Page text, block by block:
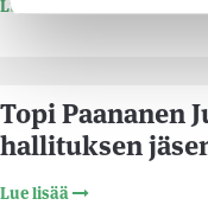
Lue lisää
Topi Paananen
hallituksen
Lue lisää